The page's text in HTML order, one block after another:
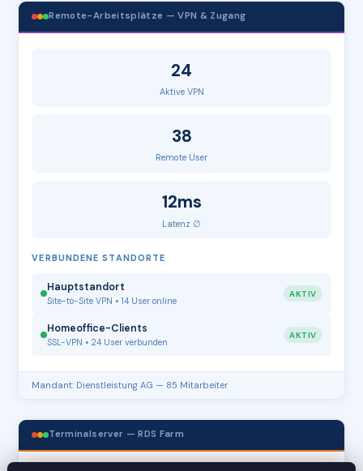
Remote-Arbeitsplätze — VPN & Zugang
24
Aktive VPN
38
Remote User
12ms
Latenz ∅
VERBUNDENE STANDORTE
Hauptstandort
Site-to-Site VPN • 14 User online
AKTIV
Homeoffice-Clients
SSL-VPN • 24 User verbunden
AKTIV
Mandant: Dienstleistung AG — 85 Mitarbeiter
Terminalserver — RDS Farm